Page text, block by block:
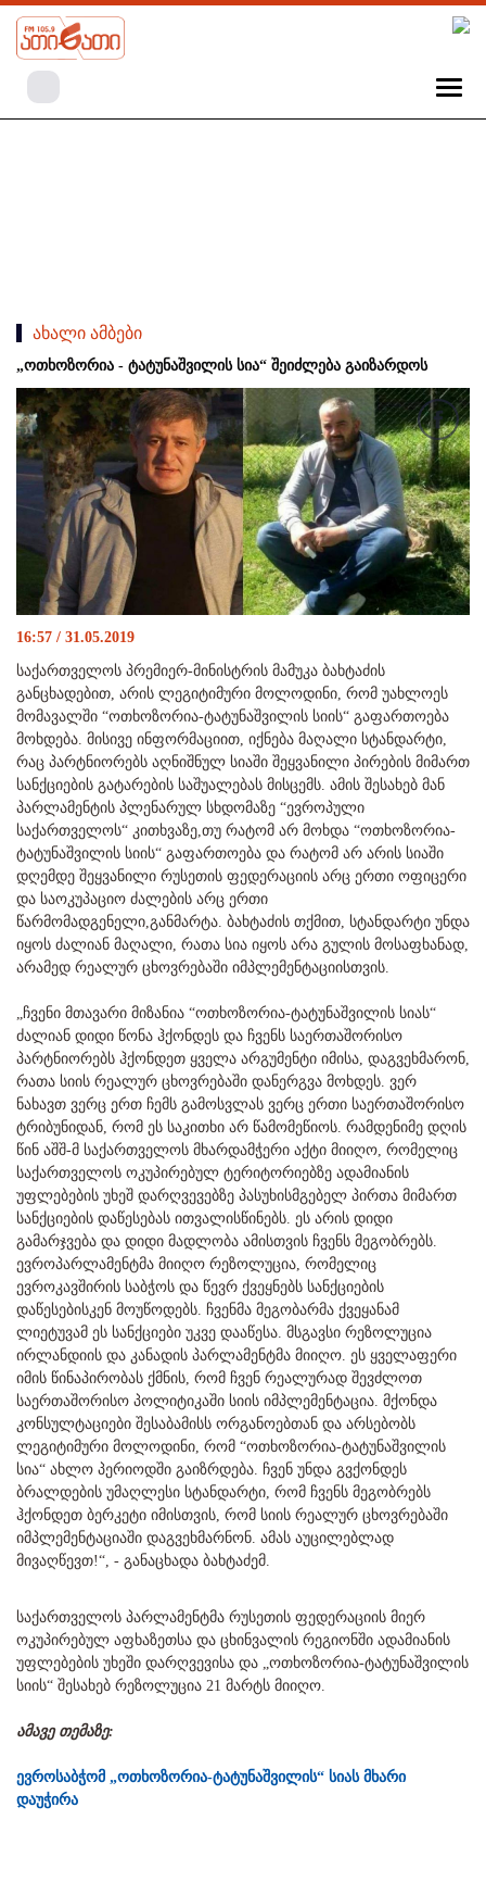
ახალი ამბები
„ოთხოზორია - ტატუნაშვილის სია“ შეიძლება გაიზარდოს
16:57 / 31.05.2019
საქართველოს პრემიერ-მინისტრის მამუკა ბახტაძის
განცხადებით, არის ლეგიტიმური მოლოდინი, რომ უახლოეს
მომავალში “ოთხოზორია-ტატუნაშვილის სიის“ გაფართოება
მოხდება. მისივე ინფორმაციით, იქნება მაღალი სტანდარტი,
რაც პარტნიორებს აღნიშნულ სიაში შეყვანილი პირების მიმართ
სანქციების გატარების საშუალებას მისცემს. ამის შესახებ მან
პარლამენტის პლენარულ სხდომაზე “ევროპული
საქართველოს“ კითხვაზე,თუ რატომ არ მოხდა “ოთხოზორია-
ტატუნაშვილის სიის“ გაფართოება და რატომ არ არის სიაში
დღემდე შეყვანილი რუსეთის ფედერაციის არც ერთი ოფიცერი
და საოკუპაციო ძალების არც ერთი
წარმომადგენელი,განმარტა. ბახტაძის თქმით, სტანდარტი უნდა
იყოს ძალიან მაღალი, რათა სია იყოს არა გულის მოსაფხანად,
არამედ რეალურ ცხოვრებაში იმპლემენტაციისთვის.
„ჩვენი მთავარი მიზანია “ოთხოზორია-ტატუნაშვილის სიას“
ძალიან დიდი წონა ჰქონდეს და ჩვენს საერთაშორისო
პარტნიორებს ჰქონდეთ ყველა არგუმენტი იმისა, დაგვეხმარონ,
რათა სიის რეალურ ცხოვრებაში დანერგვა მოხდეს. ვერ
ნახავთ ვერც ერთ ჩემს გამოსვლას ვერც ერთი საერთაშორისო
ტრიბუნიდან, რომ ეს საკითხი არ წამომეწიოს. რამდენიმე დღის
წინ აშშ-მ საქართველოს მხარდამჭერი აქტი მიიღო, რომელიც
საქართველოს ოკუპირებულ ტერიტორიებზე ადამიანის
უფლებების უხეშ დარღვევებზე პასუხისმგებელ პირთა მიმართ
სანქციების დაწესებას ითვალისწინებს. ეს არის დიდი
გამარჯვება და დიდი მადლობა ამისთვის ჩვენს მეგობრებს.
ევროპარლამენტმა მიიღო რეზოლუცია, რომელიც
ევროკავშირის საბჭოს და წევრ ქვეყნებს სანქციების
დაწესებისკენ მოუწოდებს. ჩვენმა მეგობარმა ქვეყანამ
ლიეტუვამ ეს სანქციები უკვე დააწესა. მსგავსი რეზოლუცია
ირლანდიის და კანადის პარლამენტმა მიიღო. ეს ყველაფერი
იმის წინაპირობას ქმნის, რომ ჩვენ რეალურად შევძლოთ
საერთაშორისო პოლიტიკაში სიის იმპლემენტაცია. მქონდა
კონსულტაციები შესაბამისს ორგანოებთან და არსებობს
ლეგიტიმური მოლოდინი, რომ “ოთხოზორია-ტატუნაშვილის
სია“ ახლო პერიოდში გაიზრდება. ჩვენ უნდა გვქონდეს
ბრალდების უმაღლესი სტანდარტი, რომ ჩვენს მეგობრებს
ჰქონდეთ ბერკეტი იმისთვის, რომ სიის რეალურ ცხოვრებაში
იმპლემენტაციაში დაგვეხმარნონ. ამას აუცილებლად
მივაღწევთ!“, - განაცხადა ბახტაძემ.
საქართველოს პარლამენტმა რუსეთის ფედერაციის მიერ
ოკუპირებულ აფხაზეთსა და ცხინვალის რეგიონში ადამიანის
უფლებების უხეში დარღვევისა და „ოთხოზორია-ტატუნაშვილის
სიის“ შესახებ რეზოლუცია 21 მარტს მიიღო.
ამავე თემაზე:
ევროსაბჭომ „ოთხოზორია-ტატუნაშვილის“ სიას მხარი
დაუჭირა